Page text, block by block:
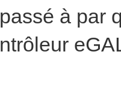
à par